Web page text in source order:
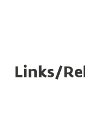
Links/